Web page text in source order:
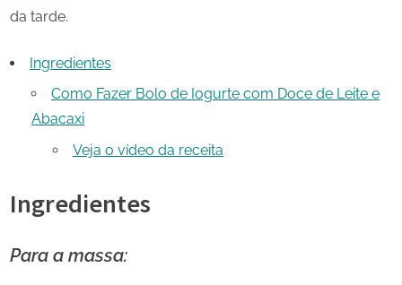
da tarde.
Ingredientes
Como Fazer Bolo de Iogurte com Doce de Leite e
Abacaxi
Veja o vídeo da receita
Ingredientes
Para a massa: